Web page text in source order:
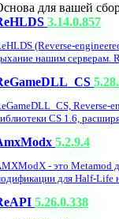
для вашей
3.14.0.857
(Reverse-
нашим серверам.
Reverse-
CS 1.6,
5.2.9.4
- это Metamod
для Half-Life
5.26.0.338